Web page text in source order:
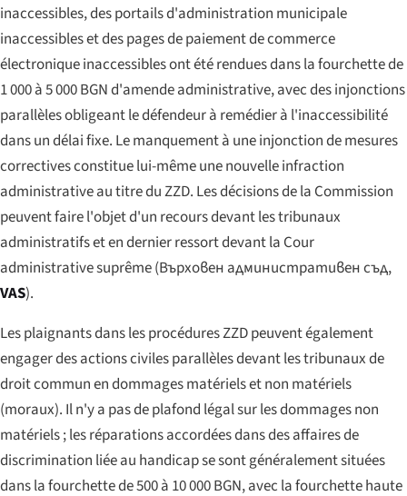
inaccessibles, des portails d'administration municipale
inaccessibles et des pages de paiement de commerce
électronique inaccessibles ont été rendues dans la fourchette de
1 000 à 5 000 BGN d'amende administrative, avec des injonctions
parallèles obligeant le défendeur à remédier à l'inaccessibilité
dans un délai fixe. Le manquement à une injonction de mesures
correctives constitue lui-même une nouvelle infraction
administrative au titre du ZZD. Les décisions de la Commission
peuvent faire l'objet d'un recours devant les tribunaux
administratifs et en dernier ressort devant la Cour
administrative suprême (Върховен административен съд,
VAS).
Les plaignants dans les procédures ZZD peuvent également
engager des actions civiles parallèles devant les tribunaux de
droit commun en dommages matériels et non matériels
(moraux). Il n'y a pas de plafond légal sur les dommages non
matériels ; les réparations accordées dans des affaires de
discrimination liée au handicap se sont généralement situées
dans la fourchette de 500 à 10 000 BGN, avec la fourchette haute